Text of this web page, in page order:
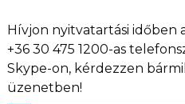
Hívjon nyitvatartási időben
+36 30 475 1200-as
Skype-on, kérdezzen
üzenetben!